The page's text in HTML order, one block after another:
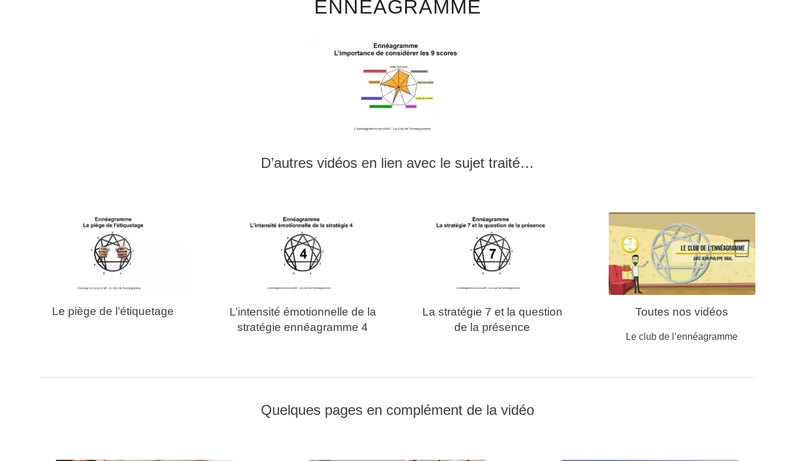
ENNÉAGRAMME
D’autres vidéos en lien avec le sujet traité…
Le piège de l’étiquetage
L’intensité émotionnelle de la
stratégie ennéagramme 4
La stratégie 7 et la question
de la présence
Toutes nos vidéos
Le club de l’ennéagramme
Quelques pages en complément de la vidéo